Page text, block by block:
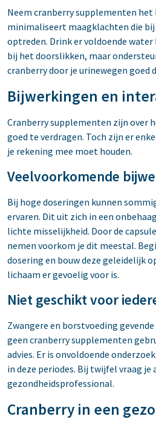
Neem cranberry supplementen
minimaliseert maagklachten die bij
optreden. Drink er voldoende
bij het doorslikken, maar
cranberry door je urinewegen goed
Bijwerkingen en
Cranberry supplementen zijn over
goed te verdragen. Toch zijn er
je rekening mee moet houden.
Veelvoorkomende
Bij hoge doseringen kunnen
ervaren. Dit uit zich in een
lichte misselijkheid. Door de
nemen voorkom je dit meestal.
dosering en bouw deze geleidelijk
lichaam er gevoelig voor is.
Niet geschikt voor
Zwangere en borstvoeding
geen cranberry supplementen
advies. Er is onvoldoende
in deze periodes. Bij twijfel vraag je
gezondheidsprofessional.
Cranberry in een